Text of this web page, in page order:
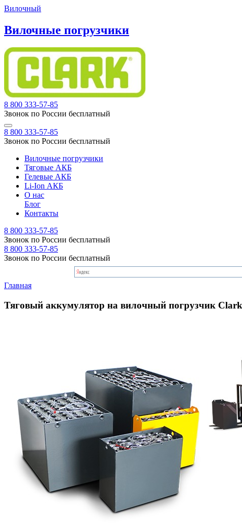
Вилочный
Вилочные погрузчики
8 800 333-57-85
Звонок по России бесплатный
8 800 333-57-85
Звонок по России бесплатный
Вилочные погрузчики
Тяговые АКБ
Гелевые АКБ
Li-Ion АКБ
О нас
Блог
Контакты
8 800 333-57-85
Звонок по России бесплатный
8 800 333-57-85
Звонок по России бесплатный
Главная
Тяговый аккумулятор на вилочный погрузчик